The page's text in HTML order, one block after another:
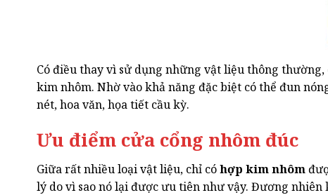
Có điều thay vì sử dụng những vật liệu thông
kim nhôm. Nhờ vào khả năng đặc biệt có thể đun
nét, hoa văn, họa tiết cầu kỳ.
Ưu điểm cửa cổng nhôm đúc
Giữa rất nhiều loại vật liệu, chỉ cóhợp kim nhôm
lý do vì sao nó lại được ưu tiên như vậy. Đương